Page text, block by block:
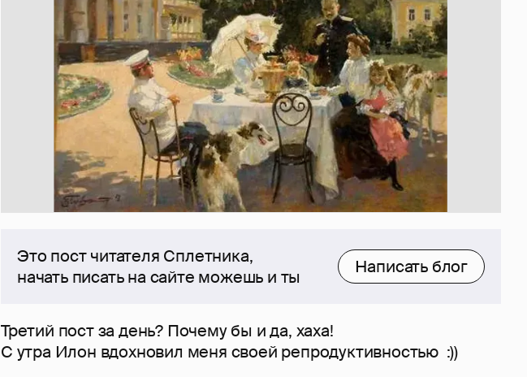
Это пост читателя Сплетника,
начать писать на сайте можешь и ты
Написать блог
Третий пост за день? Почему бы и да, хаха!
С утра Илон вдохновил меня своей репродуктивностью :))